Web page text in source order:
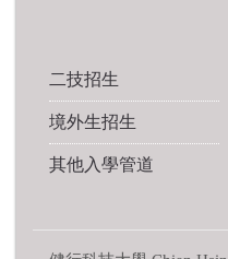
二技招生
境外生招生
其他入學管道